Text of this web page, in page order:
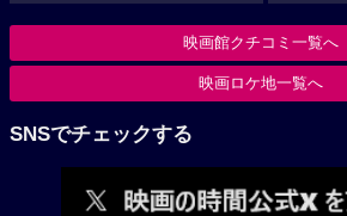
映画館クチコミ一覧へ
映画ロケ地一覧へ
SNSでチェックする